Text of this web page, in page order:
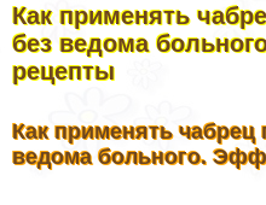
Как применять
без ведома
рецепты
Как применять чабрец
ведома больного.